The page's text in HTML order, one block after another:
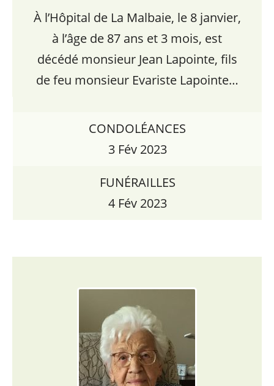
À l’Hôpital de La Malbaie, le 8 janvier,
à l’âge de 87 ans et 3 mois, est
décédé monsieur Jean Lapointe, fils
de feu monsieur Evariste Lapointe…
CONDOLÉANCES
3 Fév 2023
FUNÉRAILLES
4 Fév 2023